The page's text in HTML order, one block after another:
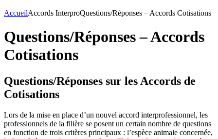
AccueilAccords InterproQuestions/Réponses – Accords Cotisations
Questions/Réponses – Accords
Cotisations
Questions/Réponses sur les Accords de
Cotisations
Lors de la mise en place d’un nouvel accord interprofessionnel, les
professionnels de la filière se posent un certain nombre de questions
en fonction de trois critères principaux : l’espèce animale concernée,